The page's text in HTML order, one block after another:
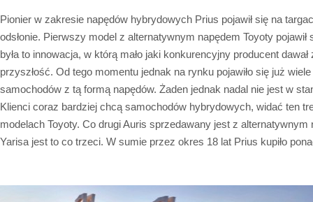
Pionier w zakresie napędów hybrydowych Prius pojawił się na
odsłonie. Pierwszy model z alternatywnym napędem Toyoty pojawił
była to innowacja, w którą mało jaki konkurencyjny producent
przyszłość. Od tego momentu jednak na rynku pojawiło się już
samochodów z tą formą napędów. Żaden jednak nadal nie jest w
Klienci coraz bardziej chcą samochodów hybrydowych, widać ten
modelach Toyoty. Co drugi Auris sprzedawany jest z
Yarisa jest to co trzeci. W sumie przez okres 18 lat Prius kupiło